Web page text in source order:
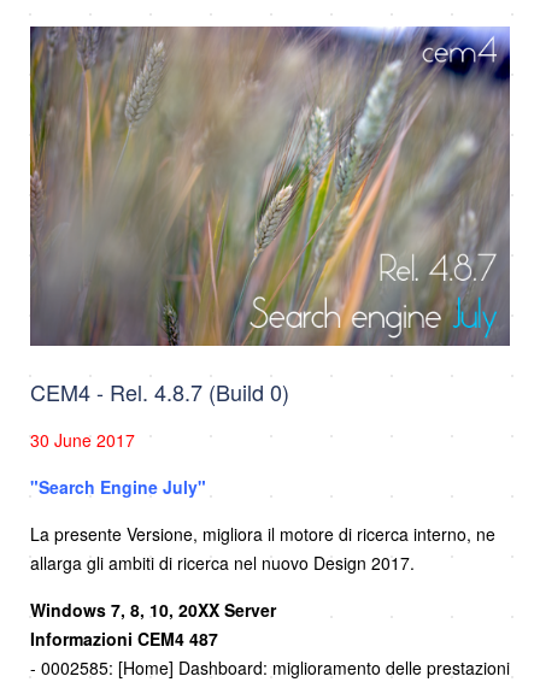
CEM4 - Rel. 4.8.7 (Build 0)
30 June 2017
"Search Engine July"
La presente Versione, migliora il motore di ricerca interno, ne
allarga gli ambiti di ricerca nel nuovo Design 2017.
Windows 7, 8, 10, 20XX Server
Informazioni CEM4 487
- 0002585: [Home] Dashboard: miglioramento delle prestazioni